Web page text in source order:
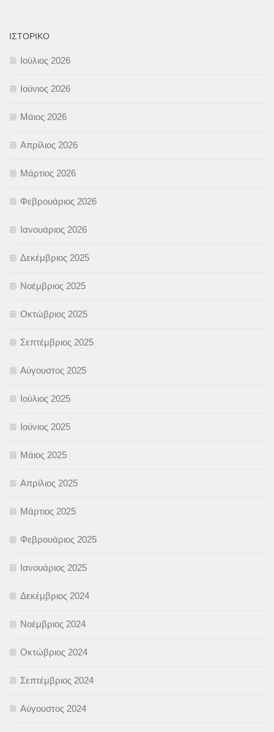
ΙΣΤΟΡΙΚΌ
Ιούλιος 2026
Ιούνιος 2026
Μάιος 2026
Απρίλιος 2026
Μάρτιος 2026
Φεβρουάριος 2026
Ιανουάριος 2026
Δεκέμβριος 2025
Νοέμβριος 2025
Οκτώβριος 2025
Σεπτέμβριος 2025
Αύγουστος 2025
Ιούλιος 2025
Ιούνιος 2025
Μάιος 2025
Απρίλιος 2025
Μάρτιος 2025
Φεβρουάριος 2025
Ιανουάριος 2025
Δεκέμβριος 2024
Νοέμβριος 2024
Οκτώβριος 2024
Σεπτέμβριος 2024
Αύγουστος 2024